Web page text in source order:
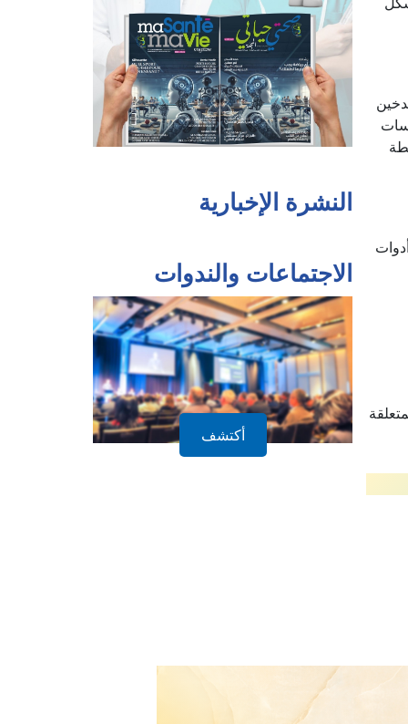
النشرة الإخبارية
الاجتماعات والندوات
أكتشف